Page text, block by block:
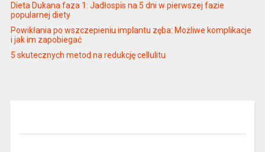
Dieta Dukana faza 1: Jadłospis na 5 dni w pierwszej fazie
popularnej diety
Powikłania po wszczepieniu implantu zęba: Możliwe komplikacje
i jak im zapobiegać
5 skutecznych metod na redukcję cellulitu